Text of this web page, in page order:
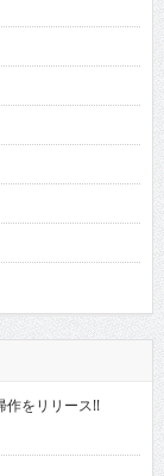
作をリリース!!